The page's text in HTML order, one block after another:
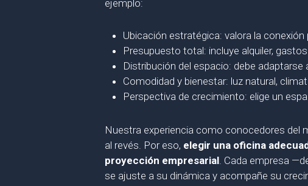
ejemplo:
Ubicación estratégica: valora la
Presupuesto total: incluye alquiler,
Distribución del espacio: debe
Comodidad y bienestar: luz natural,
Perspectiva de crecimiento: elige un
Nuestra experiencia como conocedores del
al revés. Por eso, elegir una oficina
proyección empresarial. Cada empresa
se ajuste a su dinámica y acompañe su